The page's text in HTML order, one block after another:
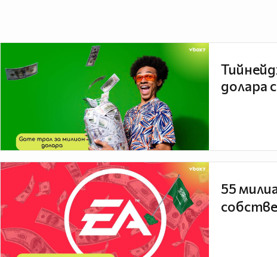
долара
55